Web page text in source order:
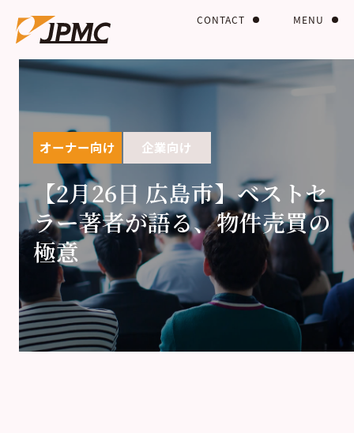
MENU
CONTACT
オーナー向け 企業向け
【2月26日 広島市】ベストセ
ラー著者が語る、物件売買の
極意